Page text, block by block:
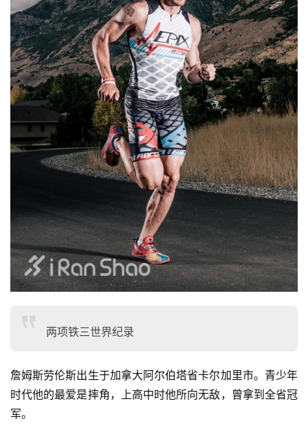
观
装
备
视
频
两项铁三世界纪录
詹姆斯劳伦斯出生于加拿大阿尔伯塔省卡尔加里市。青少年
时代他的最爱是摔角，上高中时他所向无敌，曾拿到全省冠
军。